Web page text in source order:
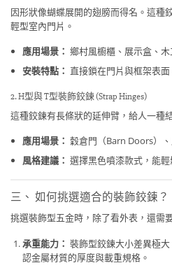
因形狀像蝴蝶展開的翅膀而得名。這種
輕型室內門片。
應用場景： 鄉村風櫥櫃、展示盒、木
安裝特點： 直接鎖在門片與框架表
2. H型與 T型裝飾鉸鍊 (Strap Hinges)
這種鉸鍊有長條狀的延伸臂，給人一種
應用場景： 穀倉門（Barn Doors）
風格建議： 選擇黑色噴漆款式，能
三、 如何挑選適合的裝飾鉸鍊？
挑選裝飾型五金時，除了看外表，還需
承重能力： 裝飾型鉸鍊大小差異極
認金屬材質的厚度與載重規格。